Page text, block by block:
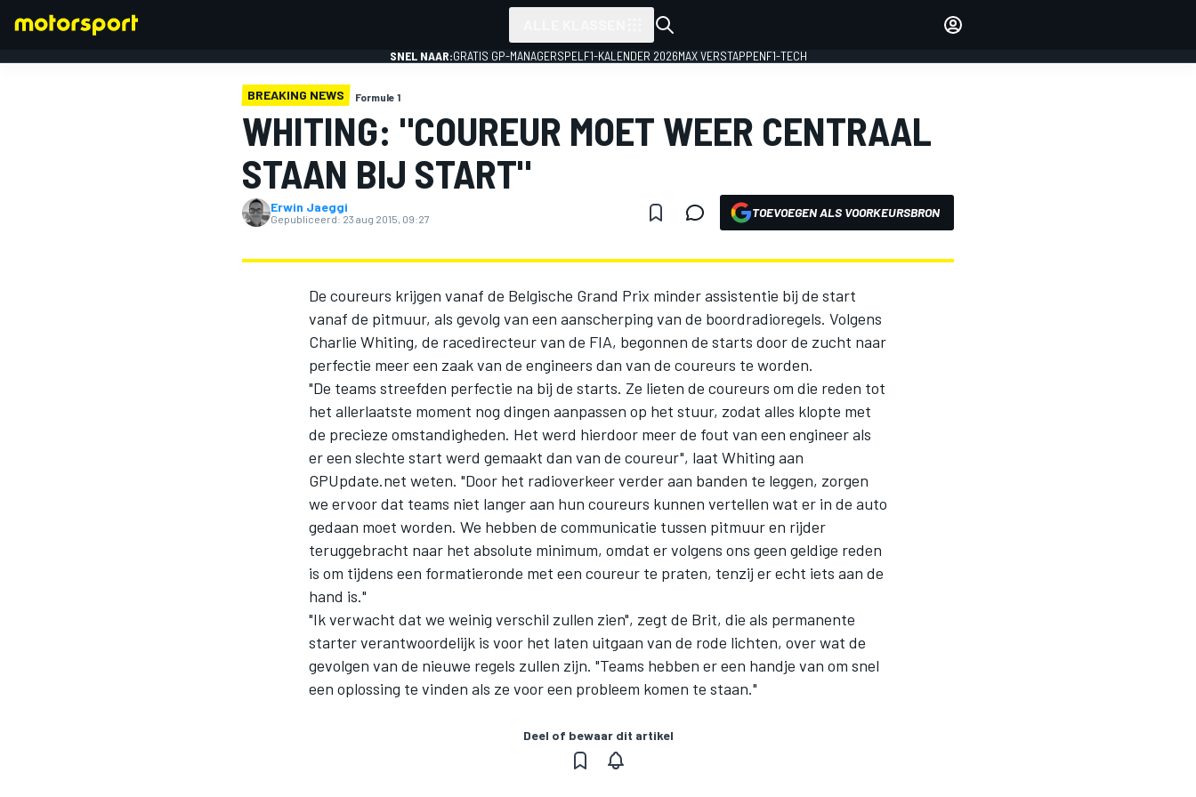
SNEL NAAR:GRATIS GP-MANAGERSPEL F1-KALENDER 2026MAX VERSTAPPENF1-TECH
BREAKING NEWS Formule 1
WHITING: "COUREUR MOET WEER CENTRAAL
STAAN BIJ START"
Erwin Jaeggi
Gepubliceerd: 23 aug 2015, 09:27 TOEVOEGEN ALS VOORKEURSBRON
De coureurs krijgen vanaf de Belgische Grand Prix minder assistentie bij de start
vanaf de pitmuur, als gevolg van een aanscherping van de boordradioregels. Volgens
Charlie Whiting, de racedirecteur van de FIA, begonnen de starts door de zucht naar
perfectie meer een zaak van de engineers dan van de coureurs te worden.
"De teams streefden perfectie na bij de starts. Ze lieten de coureurs om die reden tot
het allerlaatste moment nog dingen aanpassen op het stuur, zodat alles klopte met
de precieze omstandigheden. Het werd hierdoor meer de fout van een engineer als
er een slechte start werd gemaakt dan van de coureur", laat Whiting aan
GPUpdate.net weten. "Door het radioverkeer verder aan banden te leggen, zorgen
we ervoor dat teams niet langer aan hun coureurs kunnen vertellen wat er in de auto
gedaan moet worden. We hebben de communicatie tussen pitmuur en rijder
teruggebracht naar het absolute minimum, omdat er volgens ons geen geldige reden
is om tijdens een formatieronde met een coureur te praten, tenzij er echt iets aan de
hand is."
"Ik verwacht dat we weinig verschil zullen zien", zegt de Brit, die als permanente
starter verantwoordelijk is voor het laten uitgaan van de rode lichten, over wat de
gevolgen van de nieuwe regels zullen zijn. "Teams hebben er een handje van om snel
een oplossing te vinden als ze voor een probleem komen te staan."
Deel of bewaar dit artikel